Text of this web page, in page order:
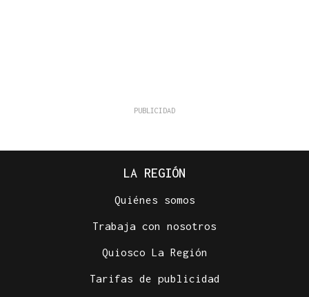
LA REGIÓN
Quiénes somos
Trabaja con nosotros
Quiosco La Región
Tarifas de publicidad